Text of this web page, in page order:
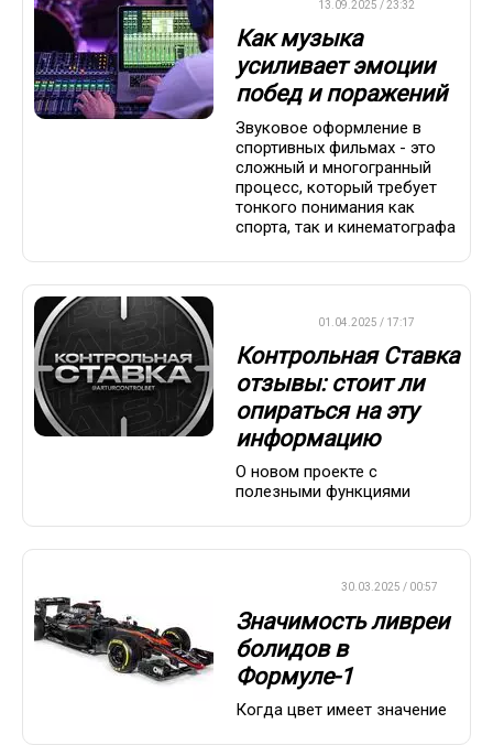
13.09.2025 / 23:32
Как музыка
усиливает эмоции
побед и поражений
Звуковое оформление в
спортивных фильмах - это
сложный и многогранный
процесс, который требует
тонкого понимания как
спорта, так и кинематографа
01.04.2025 / 17:17
Контрольная Ставка
отзывы: стоит ли
опираться на эту
информацию
О новом проекте с
полезными функциями
30.03.2025 / 00:57
Значимость ливреи
болидов в
Формуле-1
Когда цвет имеет значение